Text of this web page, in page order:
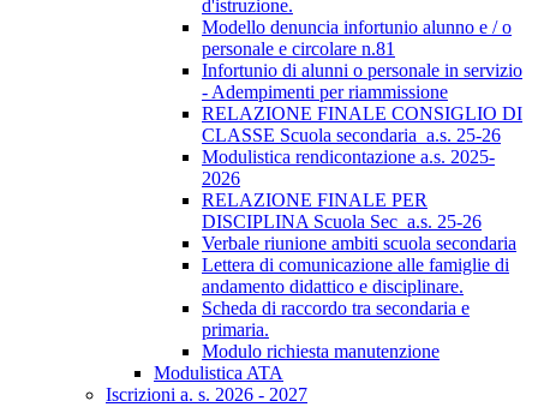
d'istruzione.
Modello denuncia infortunio alunno e / o
personale e circolare n.81
Infortunio di alunni o personale in servizio
- Adempimenti per riammissione
RELAZIONE FINALE CONSIGLIO DI
CLASSE Scuola secondaria_a.s. 25-26
Modulistica rendicontazione a.s. 2025-
2026
RELAZIONE FINALE PER
DISCIPLINA Scuola Sec_a.s. 25-26
Verbale riunione ambiti scuola secondaria
Lettera di comunicazione alle famiglie di
andamento didattico e disciplinare.
Scheda di raccordo tra secondaria e
primaria.
Modulo richiesta manutenzione
Modulistica ATA
Iscrizioni a. s. 2026 - 2027